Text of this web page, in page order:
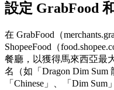
設定 GrabFood
在 GrabFood（
ShopeeFood（
餐廳，以獲得馬來西亞最
名（如「Dragon Dim
「Chinese」、「Dim